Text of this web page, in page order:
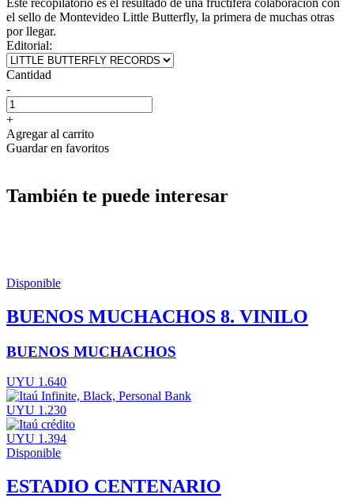
el sello de Montevideo Little Butterfly, la primera de muchas otras
por llegar.
Editorial:
Cantidad
-
+
Agregar al carrito
Guardar en favoritos
También te puede interesar
Disponible
BUENOS MUCHACHOS 8. VINILO
BUENOS MUCHACHOS
UYU 1.640
UYU 1.230
UYU 1.394
Disponible
ESTADIO CENTENARIO